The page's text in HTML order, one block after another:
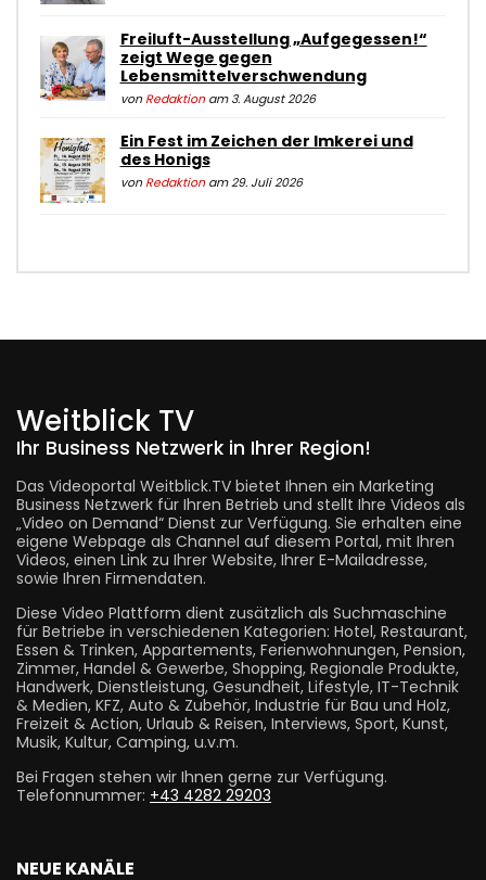
Freiluft-Ausstellung „Aufgegessen!“
zeigt Wege gegen
Lebensmittelverschwendung
von Redaktionam 3. August 2026
Ein Fest im Zeichen der Imkerei und
des Honigs
von Redaktionam 29. Juli 2026
Weitblick TV
Ihr Business Netzwerk in Ihrer Region!
Das Videoportal Weitblick.TV bietet Ihnen ein Marketing
Business Netzwerk für Ihren Betrieb und stellt Ihre Videos als
„Video on Demand“ Dienst zur Verfügung. Sie erhalten eine
eigene Webpage als Channel auf diesem Portal, mit Ihren
Videos, einen Link zu Ihrer Website, Ihrer E-Mailadresse,
sowie Ihren Firmendaten.
Diese Video Plattform dient zusätzlich als Suchmaschine
für Betriebe in verschiedenen Kategorien: Hotel, Restaurant,
Essen & Trinken, Appartements, Ferienwohnungen, Pension,
Zimmer, Handel & Gewerbe, Shopping, Regionale Produkte,
Handwerk, Dienstleistung, Gesundheit, Lifestyle, IT-Technik
& Medien, KFZ, Auto & Zubehör, Industrie für Bau und Holz,
Freizeit & Action, Urlaub & Reisen, Interviews, Sport, Kunst,
Musik, Kultur, Camping, u.v.m.
Bei Fragen stehen wir Ihnen gerne zur Verfügung.
Telefonnummer: +43 4282 29203
NEUE KANÄLE